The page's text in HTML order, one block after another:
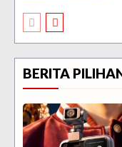
BERITA